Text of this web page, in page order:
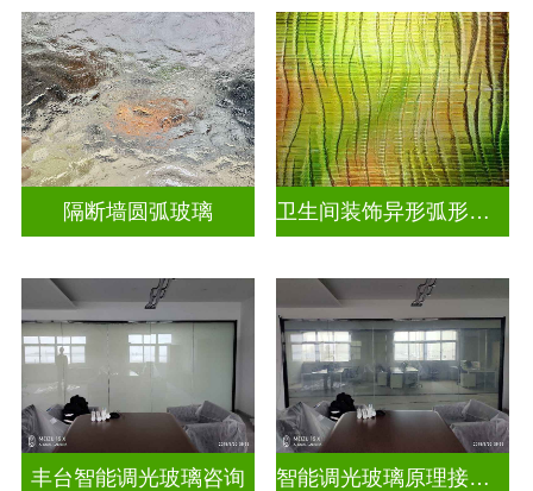
隔断墙圆弧玻璃 卫生间装饰异形弧形玻璃
丰台智能调光玻璃咨询 智能调光玻璃原理接线图片